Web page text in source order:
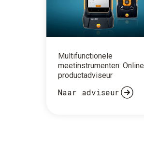
Multifunctionele
meetinstrumenten: Online
productadviseur
Naar adviseur